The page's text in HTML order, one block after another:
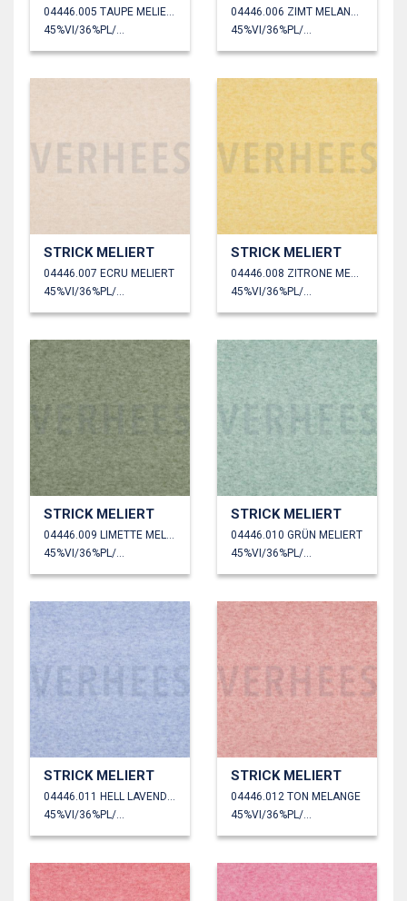
STRICK MELIERT
04446.007 ECRU MELIERT
STRICK MELIERT
STRICK MELIERT STRICK MELIERT
04446.010 GRÜN MELIERT
STRICK MELIERT STRICK MELIERT
04446.012 TON MELANGE